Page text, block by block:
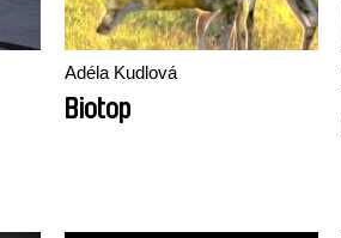
Adéla Kudlová
Biotop